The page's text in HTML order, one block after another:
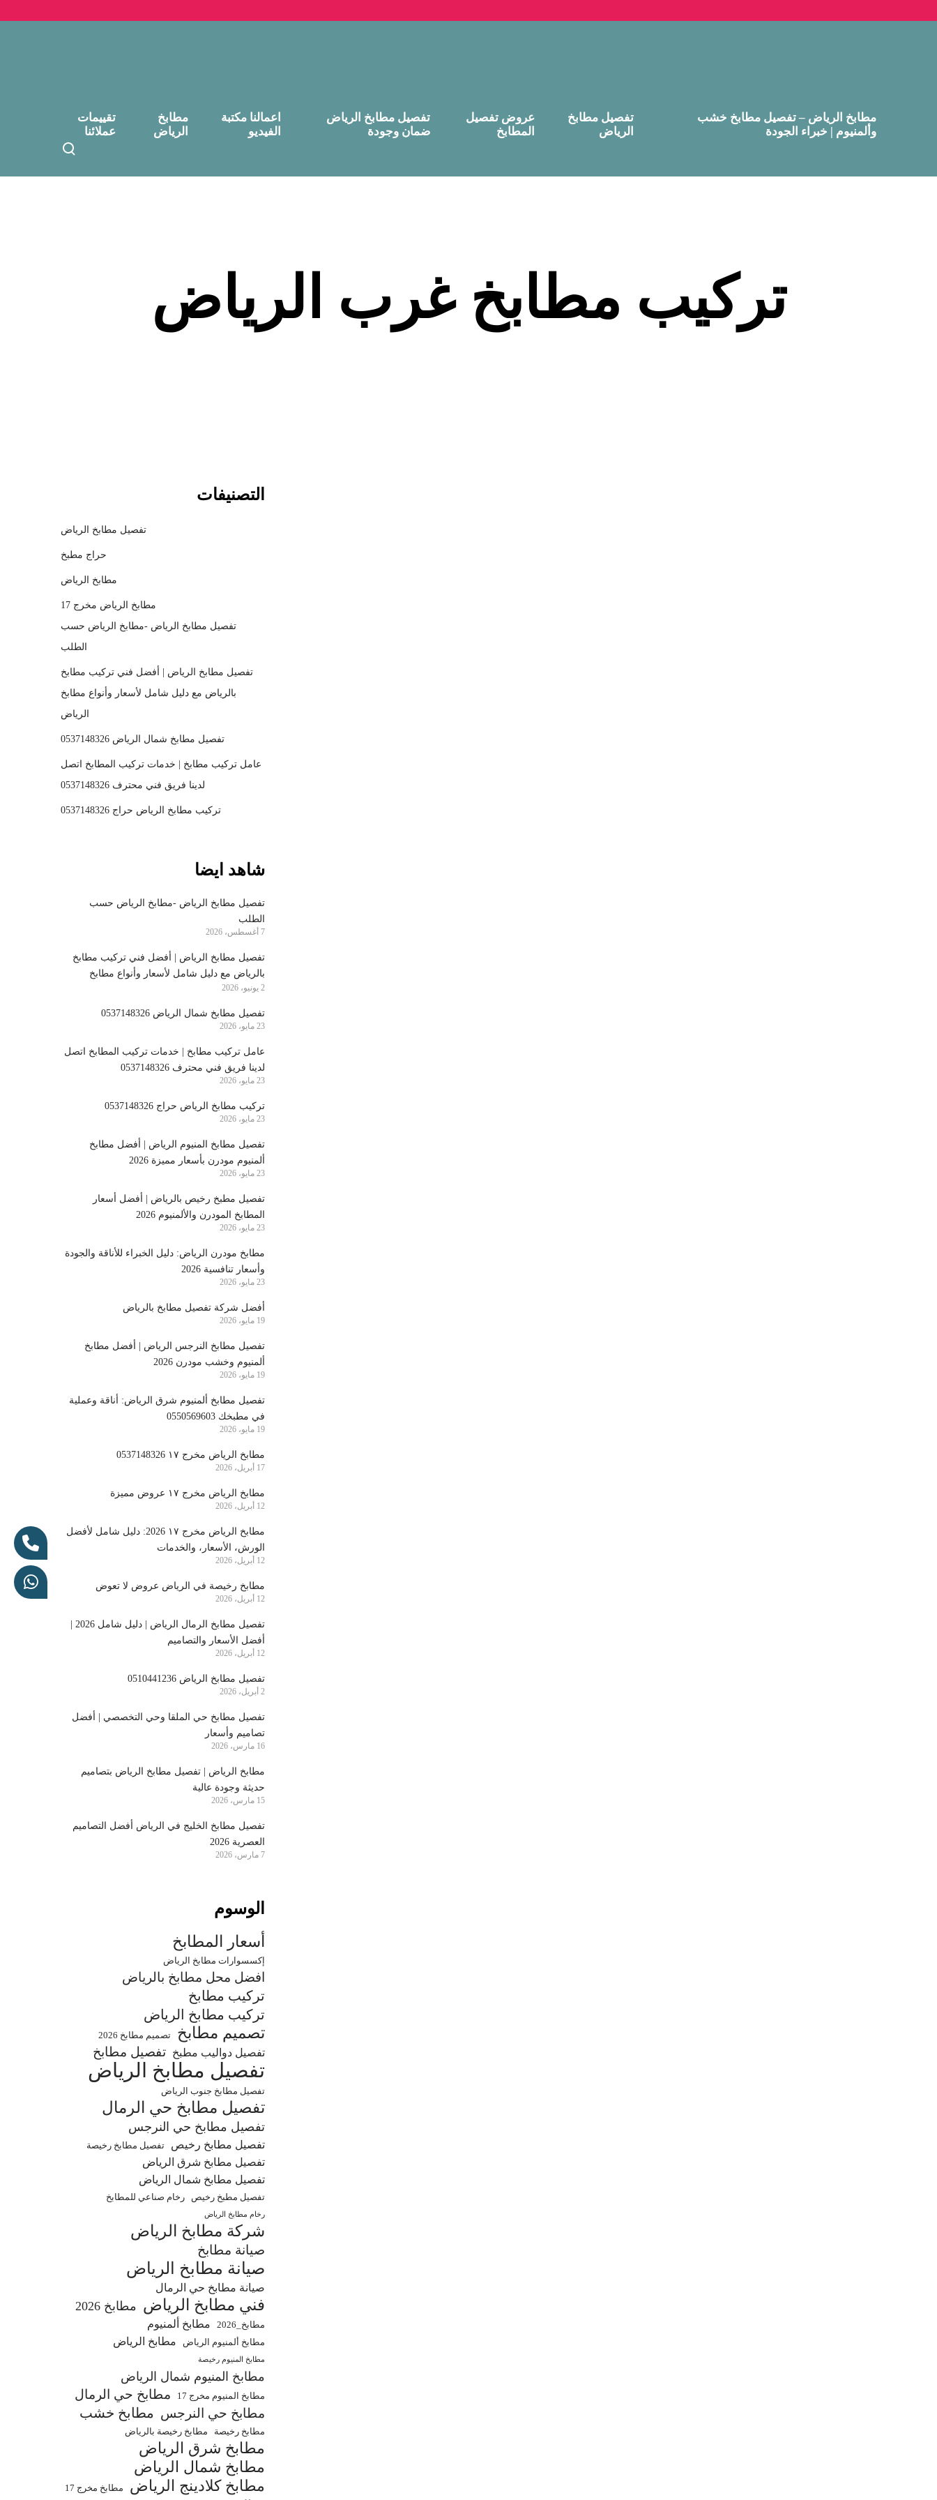
مطابخ الرياض – تفصيل مطابخ خشب
وألمنيوم | خبراء الجودة
تفصيل مطابخ
الرياض
عروض تفصيل
المطابخ
تفصيل مطابخ الرياض
ضمان وجودة
اعمالنا مكتبة
الفيديو
مطابخ
الرياض
تقييمات
عملائنا
T
g
تركيب مطابخ غرب الرياض
التصنيفات
تفصيل مطابخ الرياض
حراج مطبخ
مطابخ الرياض
مطابخ الرياض مخرج 17
تفصيل مطابخ الرياض -مطابخ الرياض حسب
الطلب
تفصيل مطابخ الرياض | أفضل فني تركيب مطابخ
بالرياض مع دليل شامل لأسعار وأنواع مطابخ
الرياض
تفصيل مطابخ شمال الرياض 0537148326
عامل تركيب مطابخ | خدمات تركيب المطابخ اتصل
لدينا فريق فني محترف 0537148326
تركيب مطابخ الرياض حراج 0537148326
شاهد ايضا
تفصيل مطابخ الرياض -مطابخ الرياض حسب
الطلب
7 أغسطس، 2026
تفصيل مطابخ الرياض | أفضل فني تركيب مطابخ
بالرياض مع دليل شامل لأسعار وأنواع مطابخ
الرياض
2 يونيو، 2026
تفصيل مطابخ شمال الرياض 0537148326
23 مايو، 2026
عامل تركيب مطابخ | خدمات تركيب المطابخ اتصل
لدينا فريق فني محترف 0537148326
23 مايو، 2026
تركيب مطابخ الرياض حراج 0537148326
23 مايو، 2026
تفصيل مطابخ المنيوم الرياض | أفضل مطابخ
ألمنيوم مودرن بأسعار مميزة 2026
23 مايو، 2026
تفصيل مطبخ رخيص بالرياض | أفضل أسعار
المطابخ المودرن والألمنيوم 2026
23 مايو، 2026
مطابخ مودرن الرياض: دليل الخبراء للأناقة والجودة
وأسعار تنافسية 2026
23 مايو، 2026
أفضل شركة تفصيل مطابخ بالرياض
19 مايو، 2026
تفصيل مطابخ النرجس الرياض | أفضل مطابخ
ألمنيوم وخشب مودرن 2026
19 مايو، 2026
تفصيل مطابخ ألمنيوم شرق الرياض: أناقة وعملية
في مطبخك 0550569603
19 مايو، 2026
مطابخ الرياض مخرج ١٧ 0537148326
17 أبريل، 2026
مطابخ الرياض مخرج ١٧ عروض مميزة
12 أبريل، 2026
مطابخ الرياض مخرج ١٧ 2026: دليل شامل لأفضل
الورش، الأسعار، والخدمات
12 أبريل، 2026
مطابخ رخيصة في الرياض عروض لا تعوض
12 أبريل، 2026
أفضل الأسعار والتصاميم
12 أبريل، 2026
تفصيل مطابخ الرياض 0510441236
2 أبريل، 2026
تفصيل مطابخ حي الملقا وحي التخصصي | أفضل
تصاميم وأسعار
16 مارس، 2026
مطابخ الرياض | تفصيل مطابخ الرياض بتصاميم
حديثة وجودة عالية
15 مارس، 2026
تفصيل مطابخ الخليج في الرياض أفضل التصاميم
العصرية 2026
7 مارس، 2026
الوسوم
أسعار المطابخ
إكسسوارات مطابخ الرياض
افضل محل مطابخ بالرياض
تركيب مطابخ
تركيب مطابخ الرياض
تصميم مطابخ تصميم مطابخ 2026
تفصيل دواليب مطبخ تفصيل مطابخ
تفصيل مطابخ الرياض
تفصيل مطابخ جنوب الرياض
تفصيل مطابخ حي الرمال
تفصيل مطابخ حي النرجس
تفصيل مطابخ رخيص تفصيل مطابخ رخيصة
تفصيل مطابخ شرق الرياض
تفصيل مطابخ شمال الرياض
تفصيل مطبخ رخيص رخام صناعي للمطابخ
رخام مطابخ الرياض
شركة مطابخ الرياض
صيانة مطابخ
صيانة مطابخ الرياض
صيانة مطابخ حي الرمال
فني مطابخ الرياض مطابخ 2026
مطابخ_2026 مطابخ ألمنيوم
مطابخ ألمنيوم الرياض مطابخ الرياض
مطابخ المنيوم رخيصة
مطابخ المنيوم شمال الرياض
مطابخ المنيوم مخرج 17
مطابخ حي الرمال
مطابخ حي النرجس مطابخ خشب
مطابخ رخيصة مطابخ رخيصة بالرياض
مطابخ شرق الرياض
مطابخ شمال الرياض
مطابخ كلادينج الرياض
مطابخ مخرج 17